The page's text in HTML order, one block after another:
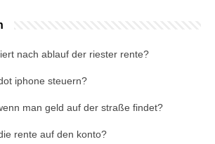
nach ablauf der riester rente?
iphone steuern?
man geld auf der straße findet?
rente auf den konto?